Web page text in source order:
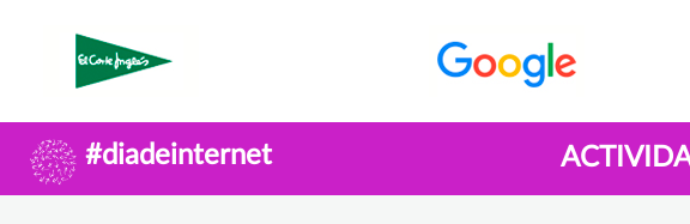
#diadeinternet